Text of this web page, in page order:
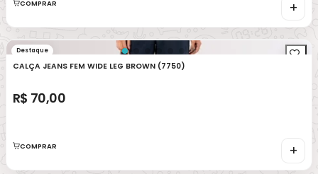
COMPRAR +
Destaque
CALÇA JEANS FEM WIDE LEG BROWN (7750)
R$ 70,00
COMPRAR +